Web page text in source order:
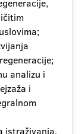
analizu i
i
istraživanja,